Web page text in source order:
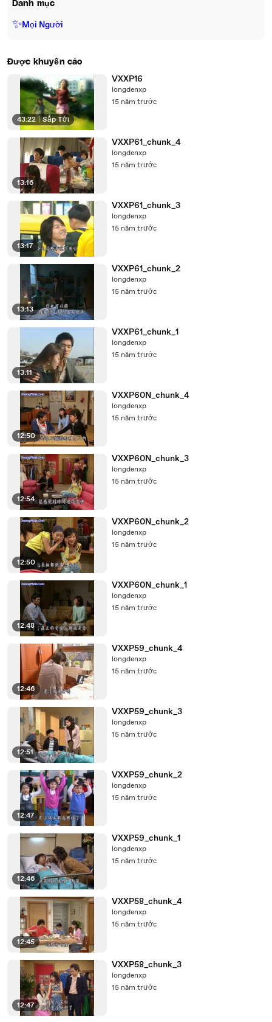
Danh mục
✨Mọi Người
Được khuyến cáo
43:22 | Sắp Tới
VXXP16
longdenxp
15 năm trước
13:16
VXXP61_chunk_4
longdenxp
15 năm trước
13:17
VXXP61_chunk_3
longdenxp
15 năm trước
13:13
VXXP61_chunk_2
longdenxp
15 năm trước
13:11
VXXP61_chunk_1
longdenxp
15 năm trước
12:50
VXXP60N_chunk_4
longdenxp
15 năm trước
12:54
VXXP60N_chunk_3
longdenxp
15 năm trước
12:50
VXXP60N_chunk_2
longdenxp
15 năm trước
12:48
VXXP60N_chunk_1
longdenxp
15 năm trước
12:46
VXXP59_chunk_4
longdenxp
15 năm trước
12:51
VXXP59_chunk_3
longdenxp
15 năm trước
12:47
VXXP59_chunk_2
longdenxp
15 năm trước
12:46
VXXP59_chunk_1
longdenxp
15 năm trước
12:45
VXXP58_chunk_4
longdenxp
15 năm trước
12:47
VXXP58_chunk_3
longdenxp
15 năm trước